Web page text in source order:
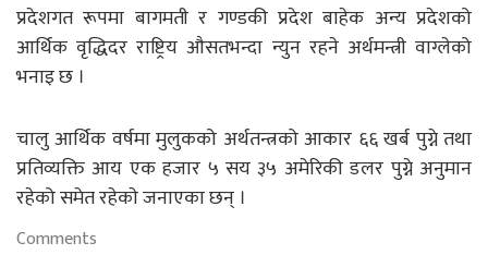
प्रदेशगत रूपमा बागमती र गण्डकी प्रदेश बाहेक अन्य प्रदेशको
आर्थिक वृद्धिदर राष्ट्रिय औसतभन्दा न्युन रहने अर्थमन्त्री वाग्लेको
भनाइ छ ।
चालु आर्थिक वर्षमा मुलुकको अर्थतन्त्रको आकार ६६ खर्ब पुग्ने तथा
प्रतिव्यक्ति आय एक हजार ५ सय ३५ अमेरिकी डलर पुग्ने अनुमान
रहेको समेत रहेकाे जनाएका छन् ।
Comments